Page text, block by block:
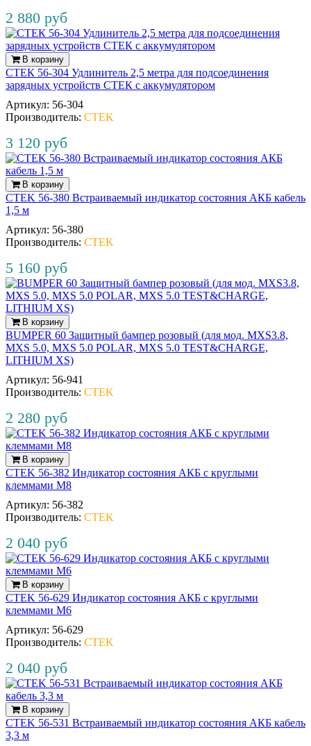
2 880 руб
В корзину
СТЕК 56-304 Удлинитель 2,5 метра для подсоединения
зарядных устройств СТЕК с аккумулятором
Артикул: 56‐304
Производитель: CTEK
3 120 руб
В корзину
CTEK 56-380 Встраиваемый индикатор состояния АКБ кабель
1,5 м
Артикул: 56‐380
Производитель: CTEK
5 160 руб
В корзину
BUMPER 60 Защитный бампер розовый (для мод. MXS3.8,
MXS 5.0, MXS 5.0 POLAR, MXS 5.0 TEST&CHARGE,
LITHIUM XS)
Артикул: 56‐941
Производитель: CTEK
2 280 руб
В корзину
CTEK 56-382 Индикатор cостояния АКБ с круглыми
клеммами М8
Артикул: 56‐382
Производитель: CTEK
2 040 руб
В корзину
CTEK 56-629 Индикатор состояния АКБ с круглыми
клеммами М6
Артикул: 56‐629
Производитель: CTEK
2 040 руб
В корзину
CTEK 56-531 Встраиваемый индикатор состояния АКБ кабель
3,3 м